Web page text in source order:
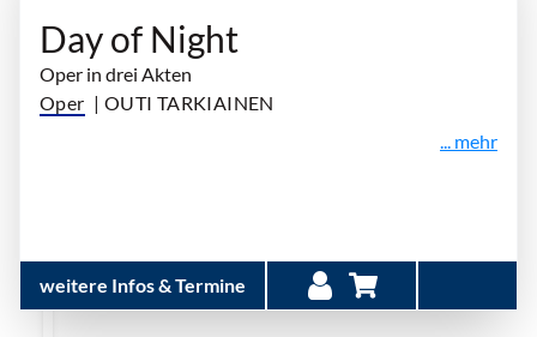
Day of Night
Oper in drei Akten
Oper | OUTI TARKIAINEN
... mehr
weitere Infos & Termine